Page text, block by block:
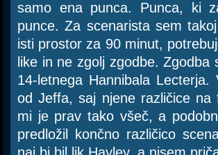
samo ena punca. Punca, ki
punce. Za scenarista sem
isti prostor za 90 minut,
like in ne zgolj zgodbe.
14-letnega Hannibala
od Jeffa, saj njene različice na
mi je prav tako všeč, a
predložil končno različico